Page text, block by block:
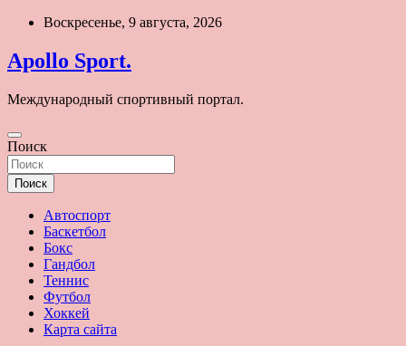
Перейти
содержимому
Воскресенье, 9 августа, 2026
Apollo Sport.
Международный спортивный портал.
Поиск
Поиск
Автоспорт
Баскетбол
Бокс
Гандбол
Теннис
Футбол
Хоккей
Карта сайта